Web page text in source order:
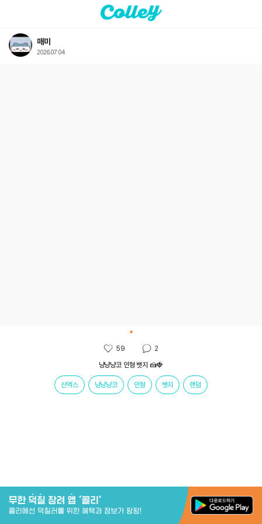
매미
2026.07.04
59 2
냥냥냥코 인형 뱃지 🍰🍓
산엑스 냥냥냥코 인형 뱃지 랜덤